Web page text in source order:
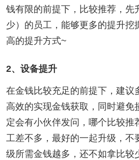
钱有限的前提下，比较推荐，先
少）的员工，能够更多的提升挖
高的提升方式~
2、设备提升
在金钱比较充足的前提下，建议
高效的实现金钱获取，同时避免
定会有小伙伴发问，哪个比较推
工差不多，最好的一起升级，不
级所需金钱越多，还不如拿比较